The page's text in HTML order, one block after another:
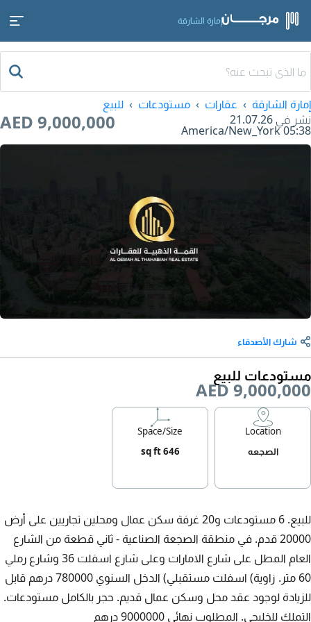
إمارة الشارقة
إمارة الشارقة عقارات مستودعات
للبيع
نشر في 21.07.26
05:38
America/New_York
AED 9,000,000
شارك الأصدقاء
مستودعات للبيع
AED 9,000,000
Location
الصجعه
Space/Size
646 sq ft
للبيع. 6 مستودعات و20 غرفة سكن عمال ومحلين تجاريين على أرض
20000 قدم. في منطقة الصجعة الصناعية - ثاني قطعة من الشارع
العام المطل على شارع الامارات وعلى شارع اسفلت 36 وشارع رملي
60 متر. زاوية) اسفلت مستقبلي) الدخل السنوي 780000 درهم قابل
للزيادة لوجود عقد محل وسكن عمال قديم. حجر بالكامل مستودعات.
التملك للخليجي. المطلوب نهائي 9000000 درهم